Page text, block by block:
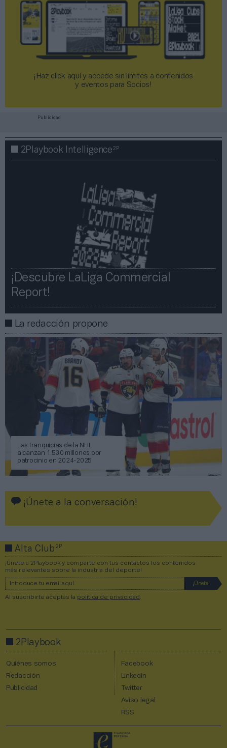
¡Haz click aquí y accede sin límites a contenidos
y eventos para Socios!​​​​​​​
Publicidad
2Playbook Intelligence2P
¡Descubre LaLiga Commercial
Report!​​
La redacción propone
Las franquicias de la NHL
alcanzan 1.530 millones por
patrocinio en 2024-2025
¡Únete a la conversación!
Alta Club2P
¡Únete a 2Playbook y comparte con tus contactos los contenidos
más relevantes sobre la industria del deporte!
Al suscribirte aceptas la política de privacidad
2Playbook
Quiénes somos
Redacción
Publicidad
Facebook
Linkedin
Twitter
Aviso legal
RSS